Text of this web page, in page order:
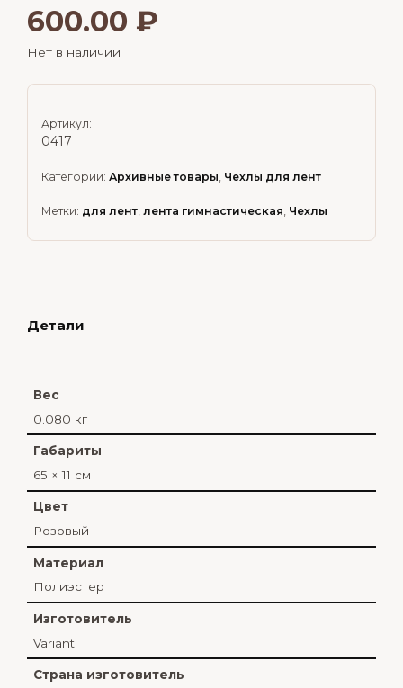
600.00 ₽
Нет в наличии
Артикул:
0417
Категории: Архивные товары, Чехлы для лент
Метки: для лент, лента гимнастическая, Чехлы
Детали
Вес
0.080 кг
Габариты
65 × 11 см
Цвет
Розовый
Материал
Полиэстер
Изготовитель
Variant
Страна изготовитель